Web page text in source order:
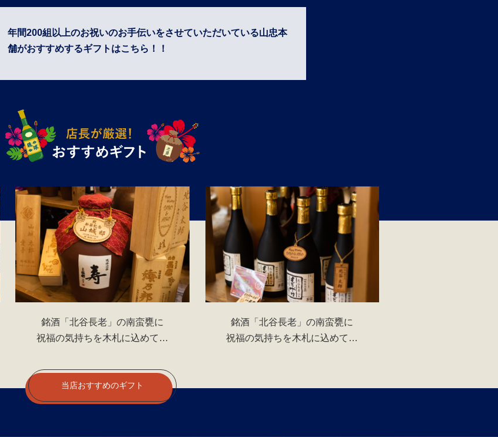
閉じる
検 索
年間200組以上のお祝いのお手伝いをさせていただいている山忠本
舗がおすすめするギフトはこちら！！
銘酒「北谷長老」の南蛮甕に
祝福の気持ちを木札に込めて…
銘酒「北谷長老」の南蛮甕に
祝福の気持ちを木札に込めて…
当店おすすめのギフト